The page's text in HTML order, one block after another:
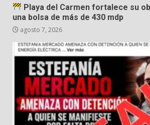
Playa del Carmen fortalece su
una bolsa de más de 430 mdp
agosto 7, 2026